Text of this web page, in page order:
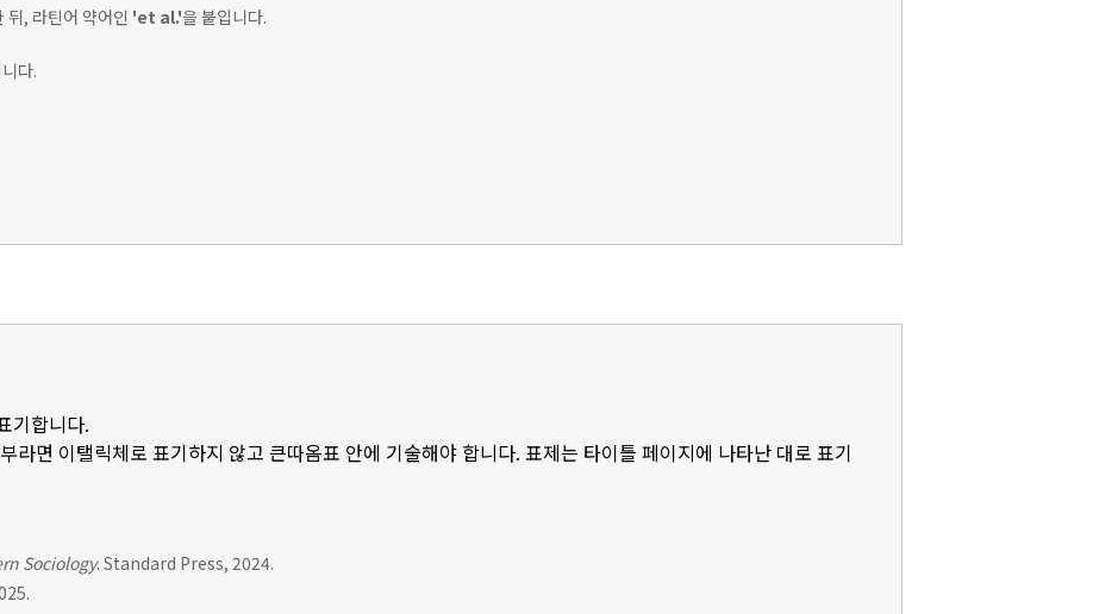
뒤, 라틴어 약어인 'et al.'을 붙입니다.
다.
기합니다.
라면 이탤릭체로 표기하지 않고 큰따옴표 안에 기술해야 합니다. 표제는 타이틀 페이지에 나타난 대로 표기
Sociology. Standard Press, 2024.